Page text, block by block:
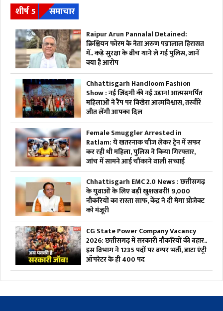
शीर्ष 5 समाचार
Raipur Arun Pannalal Detained:
क्रिश्चियन फोरम के नेता अरुण पन्नालाल हिरासत
में.. कड़े सुरक्षा के बीच थाने ले गई पुलिस, जानें
क्या है आरोप
Chhattisgarh Handloom Fashion
Show : नई जिंदगी की नई उड़ान! आत्मसमर्पित
महिलाओं ने रैंप पर बिखेरा आत्मविश्वास, तस्वीरें
जीत लेंगी आपका दिल
Female Smuggler Arrested in
Ratlam: ये खतरनाक चीज लेकर ट्रेन में सफर
कर रही थी महिला, पुलिस ने किया गिरफ्तार,
जांच में सामने आई चौंकाने वाली सच्चाई
Chhattisgarh EMC 2.0 News : छत्तीसगढ़
के युवाओं के लिए बड़ी खुशखबरी! 9,000
नौकरियों का रास्ता साफ, केंद्र ने दी मेगा प्रोजेक्ट
को मंजूरी
CG State Power Company Vacancy
2026: छत्तीसगढ़ में सरकारी नौकरियों की बहार..
इस विभाग ने 1235 पदों पर बम्पर भर्ती, डाटा एंट्री
ऑपरेटर के ही 400 पद